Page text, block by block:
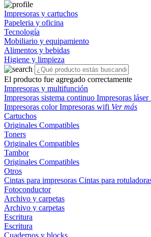
Impresoras y cartuchos
Papeleria y oficina
Tecnología
Mobiliario y equipamiento
Alimentos y bebidas
Higiene y limpieza
El producto fue agregado correctamente
Impresoras y multifunción
Impresoras sistema continuo Impresoras láser
Impresoras colorImpresoras wifi Ver más
Cartuchos
Originales Compatibles
Toners
Originales Compatibles
Tambor
Originales Compatibles
Otros
Cintas para impresoras Cintas para
Fotoconductor
Archivo y carpetas
Archivo y carpetas
Escritura
Escritura
Cuadernos y blocks